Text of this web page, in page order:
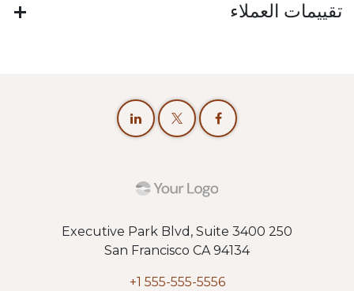
تقييمات العملاء
250 Executive Park Blvd, Suite 3400
San Francisco CA 94134
+1 555-555-5556